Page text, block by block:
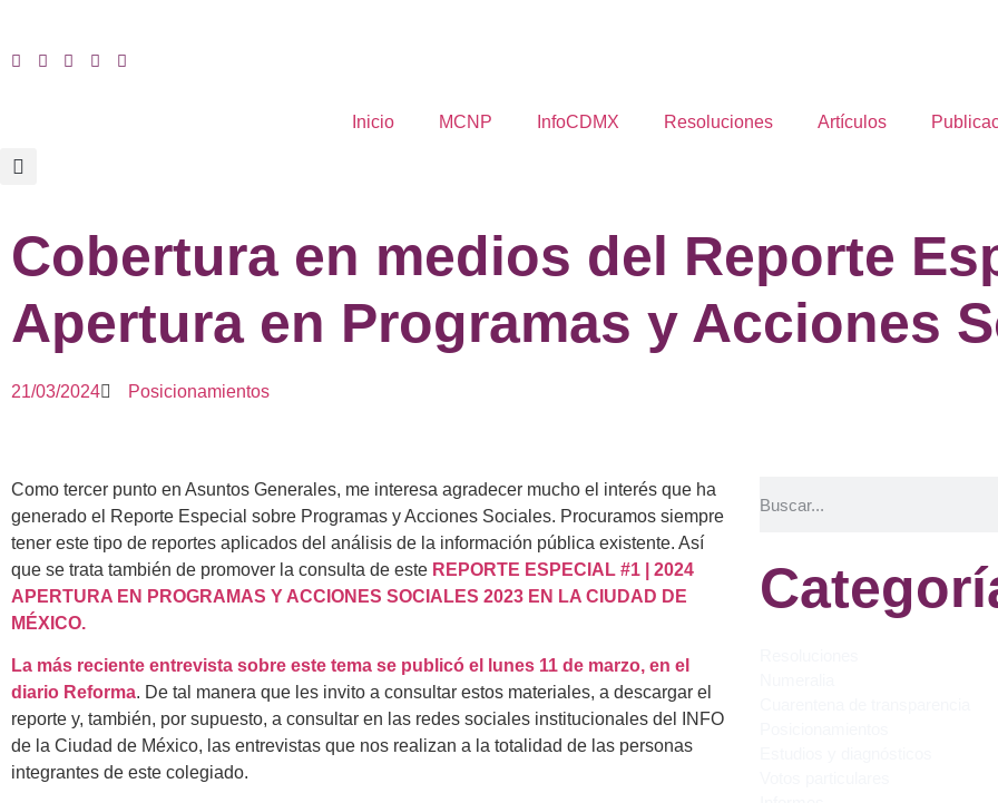
Inicio MCNP InfoCDMX Resoluciones Artículos
Cobertura en medios del Reporte
Apertura en Programas y Acciones
21/03/2024 Posicionamientos
Como tercer punto en Asuntos Generales, me interesa agradecer mucho el interés que ha
generado el Reporte Especial sobre Programas y Acciones Sociales. Procuramos siempre
tener este tipo de reportes aplicados del análisis de la información pública existente. Así
que se trata también de promover la consulta de este REPORTE ESPECIAL #1 | 2024
APERTURA EN PROGRAMAS Y ACCIONES SOCIALES 2023 EN LA CIUDAD DE
MÉXICO.
La más reciente entrevista sobre este tema se publicó el lunes 11 de marzo, en el
diario Reforma. De tal manera que les invito a consultar estos materiales, a descargar el
reporte y, también, por supuesto, a consultar en las redes sociales institucionales del INFO
de la Ciudad de México, las entrevistas que nos realizan a la totalidad de las personas
integrantes de este colegiado.